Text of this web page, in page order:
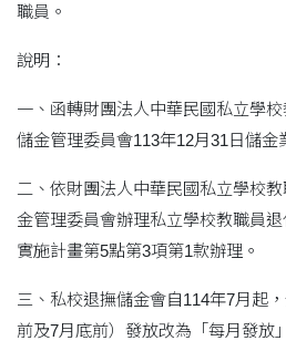
職員。
說明：
一、函轉財團法人中華民國私立學
儲金管理委員會113年12月31日儲金
二、依財團法人中華民國私立學校
金管理委員會辦理私立學校教職員
實施計畫第5點第3項第1款辦理。
三、私校退撫儲金會自114年7月起
前及7月底前）發放改為「每月發放